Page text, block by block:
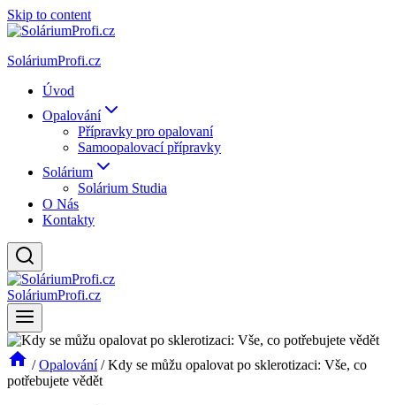
Skip to content
SoláriumProfi.cz
Úvod
Opalování
Přípravky pro opalovaní
Samoopalovací přípravky
Solárium
Solárium Studia
O Nás
Kontakty
SoláriumProfi.cz
/ Opalování / Kdy se můžu opalovat po sklerotizaci: Vše, co
potřebujete vědět